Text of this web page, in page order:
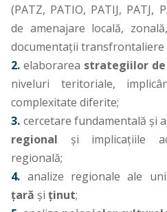
(PATZ, PATIO, PATIJ, PATJ,
de amenajare locală,
documentaţii transfrontaliere
2. elaborarea strategiilor
niveluri teritoriale,
complexitate diferite;
3. cercetare fundamentală şi
regional şi implicaţiile
regională;
4. analize regionale ale
ţară şiţinut;